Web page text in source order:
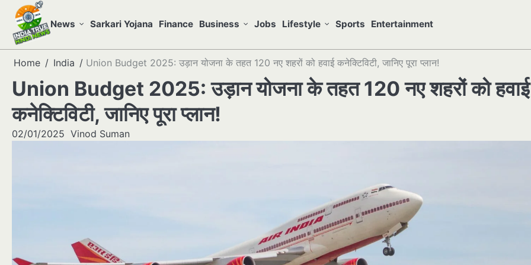
Skip
content
News Sarkari Yojana Finance Business Jobs Lifestyle Sports Entertainment
Home
India Union Budget 2025: उड़ान योजना के तहत 120 नए शहरों को हवाई कनेक्टिविटी, जानिए पूरा प्लान!
Union Budget 2025: उड़ान योजना के तहत 120 नए शहरों को हवाई
कनेक्टिविटी, जानिए पूरा प्लान!
02/01/2025 Vinod Suman